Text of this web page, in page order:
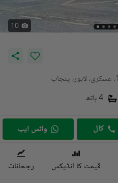
10
4 باتھ
کال واٹس ایپ
قیمت کا انڈیکس رجحانات